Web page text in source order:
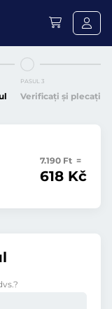
PASUL 3
Verificați și plecați
7.190 Ft =
618 Kč